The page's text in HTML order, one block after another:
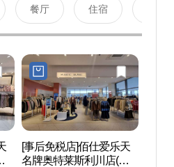
餐厅 住宿
[事后免税店]佰仕爱乐天
名牌奥特莱斯利川店(플